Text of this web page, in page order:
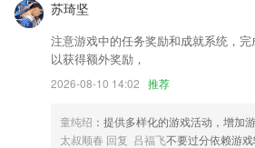
优化用户操作APP时的统计功能
增加部委运单轨迹同步
【增加】委外供应商应付款管理
系统可智能生成多个精彩头像，从人物列表中
新增“一键成片”功能体验版
苏琦坚
注意游戏中的任务奖励和成就系统，
以获得额外奖励，
2026-08-10 14:02 推荐
童纯绍 ：提供多样化的游戏活动，增加
太叔顺春 回复 吕福飞不要过分依赖游